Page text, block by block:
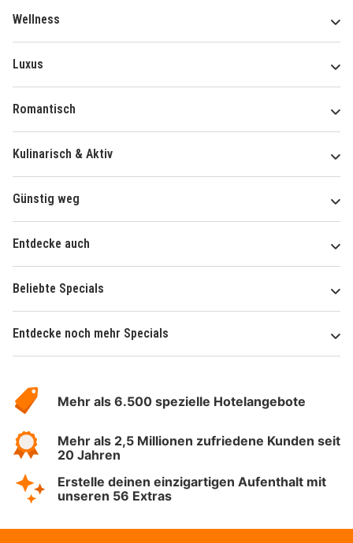
Wellness
Luxus
Romantisch
Kulinarisch & Aktiv
Günstig weg
Entdecke auch
Beliebte Specials
Entdecke noch mehr Specials
Hotelspecials
Mehr als 6.500 spezielle Hotelangebote
Mehr als 2,5 Millionen zufriedene Kunden seit
20 Jahren
Erstelle deinen einzigartigen Aufenthalt mit
unseren 56 Extras